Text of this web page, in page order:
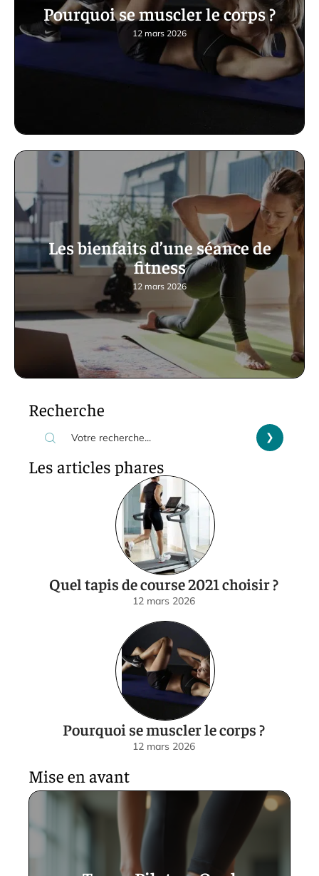
Pourquoi se muscler le corps ?
12 mars 2026
Les bienfaits d’une séance de
fitness
12 mars 2026
Recherche
Les articles phares
Quel tapis de course 2021 choisir ?
12 mars 2026
Pourquoi se muscler le corps ?
12 mars 2026
Mise en avant